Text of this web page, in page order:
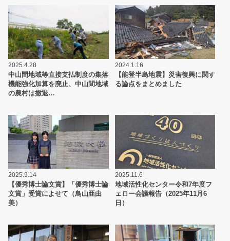
2025.4.28
中山間地域等直接支払制度の集落
機能強化加算を廃止、中山間地域
の農村は撤退…
2024.1.16
【能登半島地震】災害復興に関す
る論点をまとめました
2025.9.14
【優秀博士論文賞】「優秀博士論
文賞」受賞によせて（鳥山亜由
美）
2025.11.6
地域活性化センター令和7年度フ
ェロー会議報告（2025年11月6
日）